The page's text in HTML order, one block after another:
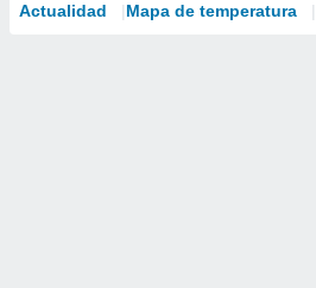
Actualidad Mapa de temperatura